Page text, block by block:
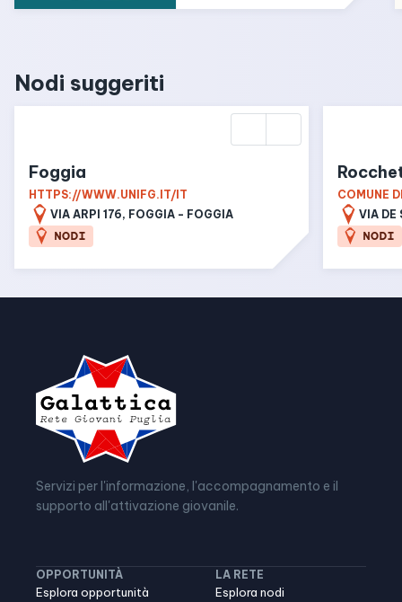
alla memoria e
Nodi suggeriti
Foggia
HTTPS://WWW.UNIFG.IT/IT
VIA ARPI 176, FOGGIA - FOGGIA
NODI
COMUNE
NODI
Servizi per l'informazione, l'accompagnamento e il
supporto all'attivazione giovanile.
OPPORTUNITÀ
Esplora opportunità
LA RETE
Esplora nodi